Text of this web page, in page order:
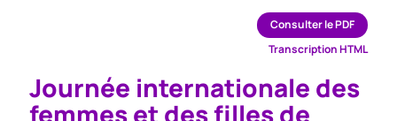
Consulter le PDF
Transcription HTML
Journée internationale des
femmes et des filles de